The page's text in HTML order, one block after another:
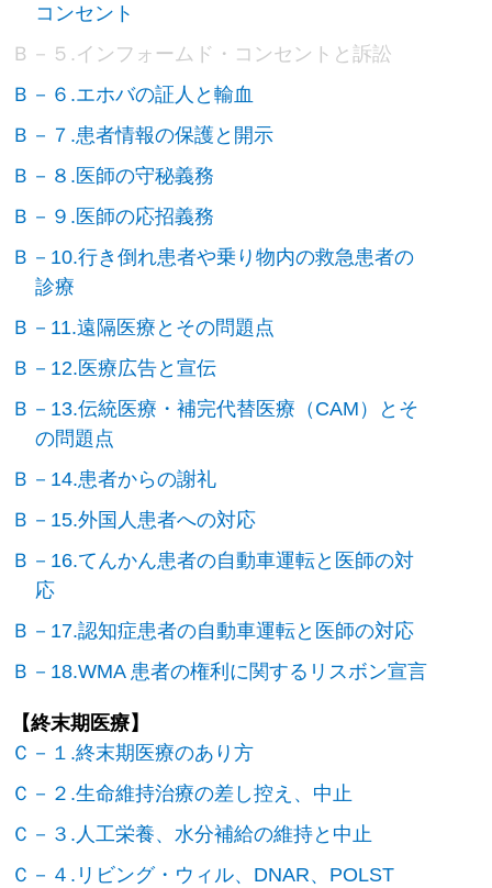
コンセント
Ｂ－５.インフォームド・コンセントと訴訟
Ｂ－６.エホバの証人と輸血
Ｂ－７.患者情報の保護と開示
Ｂ－８.医師の守秘義務
Ｂ－９.医師の応招義務
Ｂ－10.行き倒れ患者や乗り物内の救急患者の
診療
Ｂ－11.遠隔医療とその問題点
Ｂ－12.医療広告と宣伝
Ｂ－13.伝統医療・補完代替医療（CAM）とそ
の問題点
Ｂ－14.患者からの謝礼
Ｂ－15.外国人患者への対応
Ｂ－16.てんかん患者の自動車運転と医師の対
応
Ｂ－17.認知症患者の自動車運転と医師の対応
Ｂ－18.WMA 患者の権利に関するリスボン宣言
【終末期医療】
Ｃ－１.終末期医療のあり方
Ｃ－２.生命維持治療の差し控え、中止
Ｃ－３.人工栄養、水分補給の維持と中止
Ｃ－４.リビング・ウィル、DNAR、POLST